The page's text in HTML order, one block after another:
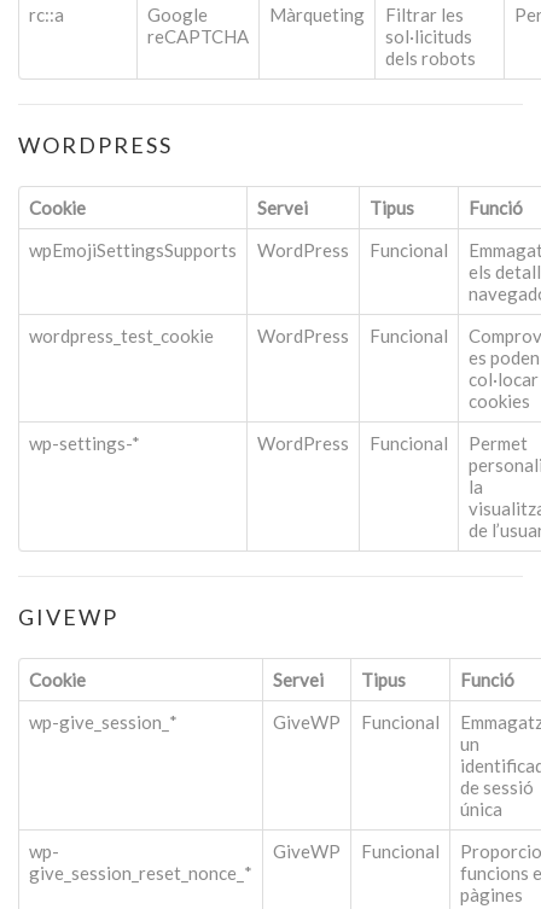
rc::a
Google
reCAPTCHA
Màrqueting
Filtrar les
sol·licituds
dels robots
WORDPRESS
Cookie Servei Tipus
Funció
wpEmojiSettingsSupports
WordPress Funcional
els
wordpress_test_cookie
WordPress Funcional
es poden
col·locar
cookies
wp-settings-*
WordPress Funcional
Permet
la
de
GIVEWP
Cookie Servei Tipus
Funció
wp-give_session_*
GiveWP Funcional
un
de sessió
única
wp-
give_session_reset_nonce_*
GiveWP Funcional
funcions
pàgines